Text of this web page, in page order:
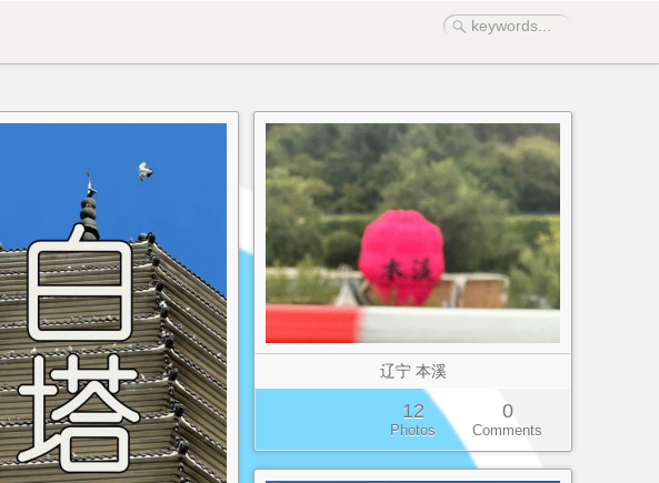
辽宁 本溪
12
Photos
0
Comments